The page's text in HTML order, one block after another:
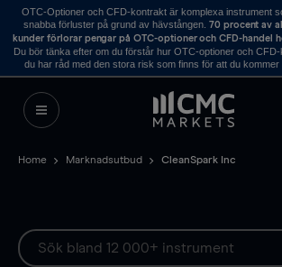
OTC-Optioner och CFD-kontrakt är komplexa instrument
snabba förluster på grund av hävstången. 70 procent av
kunder förlorar pengar på OTC-optioner och CFD-handel
Du bör tänka efter om du förstår hur OTC-optioner och
du har råd med den stora risk som finns för att du kommer
Home Marknadsutbud CleanSpark Inc